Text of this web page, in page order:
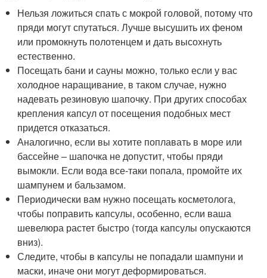
Нельзя ложиться спать с мокрой головой, потому что
пряди могут спутаться. Лучше высушить их феном
или промокнуть полотенцем и дать высохнуть
естественно.
Посещать бани и сауны можно, только если у вас
холодное наращивание, в таком случае, нужно
надевать резиновую шапочку. При других способах
крепления капсул от посещения подобных мест
придется отказаться.
Аналогично, если вы хотите поплавать в море или
бассейне – шапочка не допустит, чтобы пряди
вымокли. Если вода все-таки попала, промойте их
шампунем и бальзамом.
Периодически вам нужно посещать косметолога,
чтобы поправить капсулы, особенно, если ваша
шевелюра растет быстро (тогда капсулы опускаются
вниз).
Следите, чтобы в капсулы не попадали шампуни и
маски, иначе они могут деформироваться.